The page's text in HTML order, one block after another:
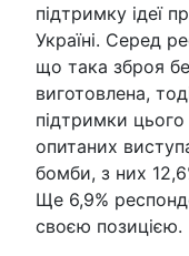
підтримку ідеї
Україні. Серед
що така зброя
виготовлена,
підтримки
опитаних
бомби, з них
Ще 6,9%
своєю позицією.